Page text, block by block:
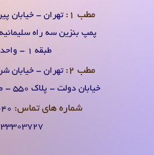
مطب 1:
تهران - خیابان
طبقه 1 - واحد 2
مطب 2:
تهران - خیابان
خیابان دولت - پلاک 550 - طبقه 1 - واحد 2
شماره های تماس:
۳۳۳۰۳۷۲۷